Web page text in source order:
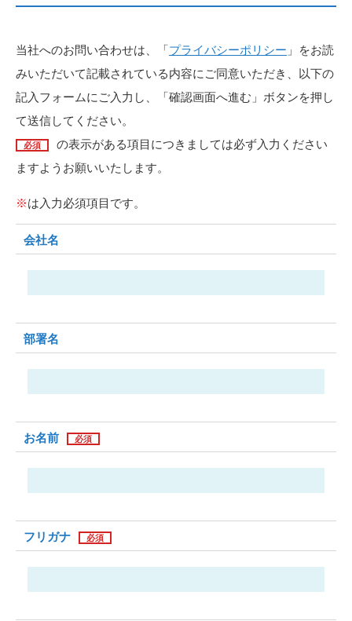
当社へのお問い合わせは、「プライバシーポリシー 」をお読
みいただいて記載されている内容にご同意いただき、以下の
記入フォームにご入力し、「確認画面へ進む」ボタンを押し
て送信してください。
必須
の表示がある項⽬につきましては必ず⼊力ください
ますようお願いいたします。
※は入力必須項目です。
会社名
部署名
お名前
フリガナ